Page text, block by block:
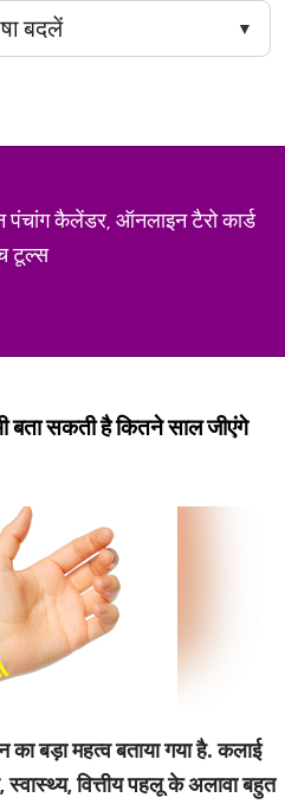
कैलेंडर, ऑनलाइन टैरो कार्ड
टूल्स
बता सकती है कितने साल जीएंगे
काबड़ामहत्वबतायागयाहै.कलाई
,स्वास्थ्य,वित्तीयपहलूकेअलावाबहुत